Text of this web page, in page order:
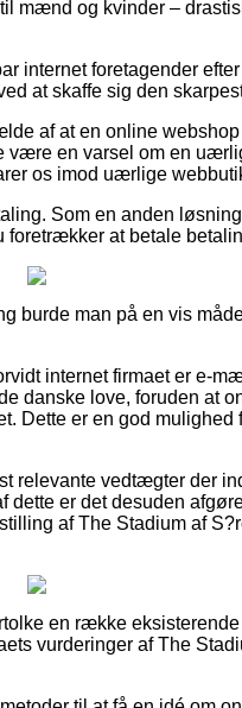
mænd og kvinder –
internet foretagender
at skaffe sig den
af at en online
en varsel om en
os imod uærlige
Som en anden
at betale
burde man på en vis
internet firmaet er e-
danske love, foruden at
Dette er en god mulighed
relevante vedtægter der
er det desuden
af The Stadium af
en række
vurderinger af The